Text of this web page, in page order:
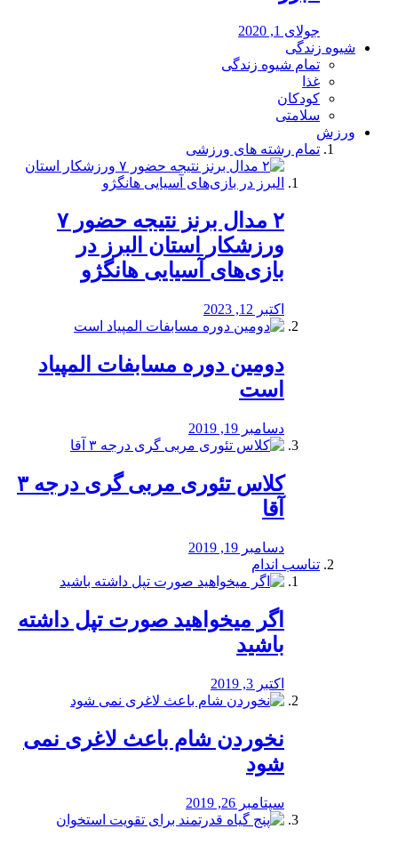
جولای 1, 2020
شیوه زندگی
تمام شیوه زندگی
غذا
کودکان
سلامتی
ورزش
تمام رشته های ورزشی
۲ مدال برنز نتیجه حضور ۷
ورزشکار استان البرز در
بازی‌های آسیایی هانگژو
اکتبر 12, 2023
دومین دوره مسابفات المپیاد
است
دسامبر 19, 2019
کلاس تئوری مربی گری درجه ۳
آقا
دسامبر 19, 2019
تناسب اندام
اگر میخواهید صورت تپل داشته
باشید
اکتبر 3, 2019
نخوردن شام باعث لاغری نمی
‌شود
سپتامبر 26, 2019